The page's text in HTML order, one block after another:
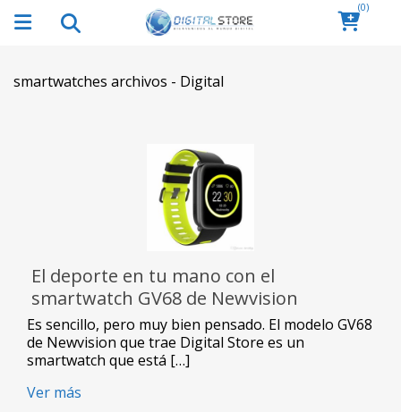
(0)
smartwatches archivos - Digital
El deporte en tu mano con el
smartwatch GV68 de Newvision
Es sencillo, pero muy bien pensado. El modelo GV68
de Newvision que trae Digital Store es un
smartwatch que está […]
Ver más